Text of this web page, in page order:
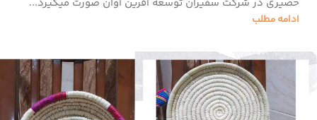
حصیری در شرکت سفیران توسعه آفرین آوان صورت میگیرد...
ادامه مطلب